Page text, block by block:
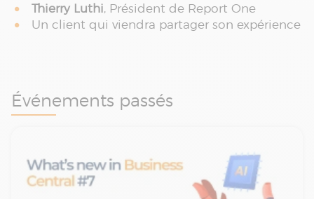
Thierry Luthi, Président de Report One
Un client qui viendra partager son expérience
Événements passés